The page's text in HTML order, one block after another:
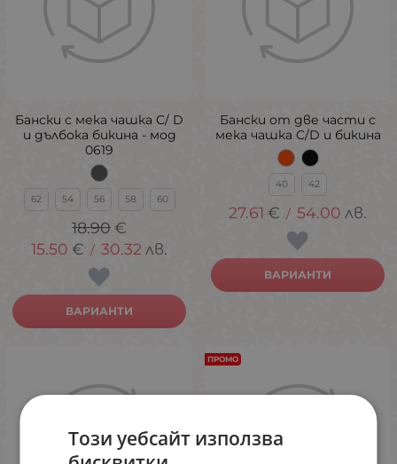
Бански с мека чашка C/ D
и дълбока бикина - мод
0619
62 54 56 58 60
18.90€
15.50 € / 30.32 лв.
ВАРИАНТИ
Бански от две части с
мека чашка C/D и бикина
40 42
27.61 € / 54.00 лв.
ВАРИАНТИ
ПРОМО
Този уебсайт използва